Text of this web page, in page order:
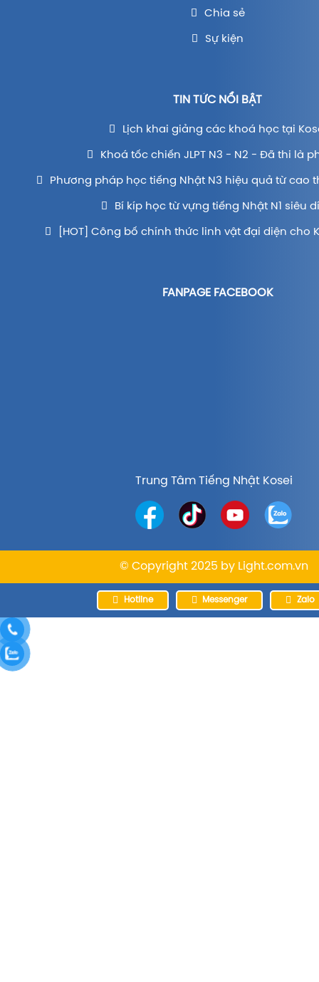
Chia sẻ
Sự kiện
TIN TỨC NỔI BẬT
Lịch khai giảng các khoá học tại
Khoá tốc chiến JLPT N3 - N2 - Đã thi là
Phương pháp học tiếng Nhật N3 hiệu quả từ cao
Bí kíp học từ vựng tiếng Nhật N1 siêu
[HOT] Công bố chính thức linh vật đại diện cho
FANPAGE FACEBOOK
Trung Tâm Tiếng Nhật Kosei
© Copyright 2025 by Light.com.vn
Hotline Messenger Zalo